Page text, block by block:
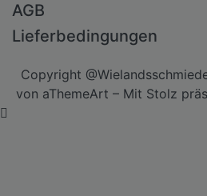
AGB
Lieferbedingungen
Copyright
von aThemeArt – Mit Stolz